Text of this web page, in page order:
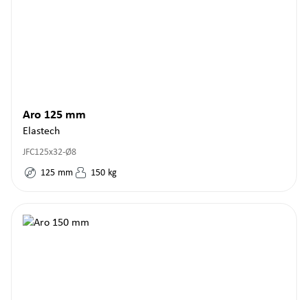
Aro 125 mm
Elastech
JFC125x32-Ø8
125 mm 150 kg